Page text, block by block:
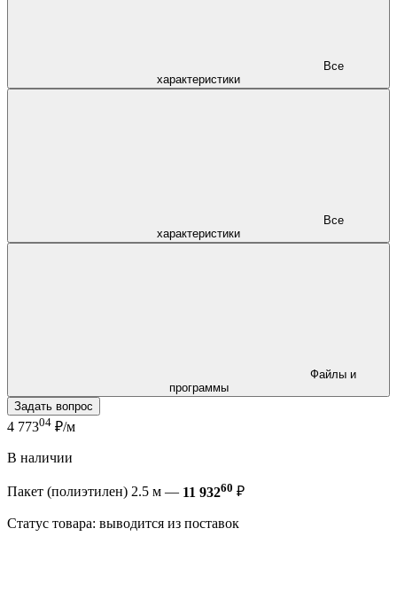
характеристики
характеристики
программы
Задать вопрос
4 77304 ₽/м
В наличии
Пакет (полиэтилен) 2.5 м — 11 93260 ₽
Статус товара: выводится из поставок